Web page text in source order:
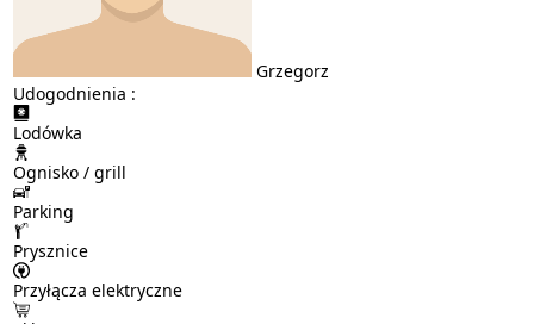
Grzegorz
Udogodnienia :
Lodówka
Ognisko / grill
Parking
Prysznice
Przyłącza elektryczne